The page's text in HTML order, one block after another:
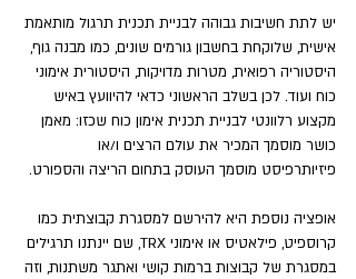
יש לתת חשיבות גבוהה לבניית תכנית תרגול מותאמת
אישית, שלוקחת בחשבון גורמים שונים, כמו מבנה גוף,
היסטוריה רפואית, מטרות מדויקות, היסטורית אימוני
כוח ועוד. לכן בשלב הראשוני כדאי להיוועץ באיש
מקצוע רלוונטי לבניית תכנית אימון כוח שכזו: מאמן
כושר מוסמך המכיר את עולם הרצים ו/או
פיזיותרפיסט מוסמך העוסק בתחום הריצה והספורט.
אופציה נוספת היא להירשם למסגרת קבוצתית כמו
קרוספיט, פילאטיס או אימוני TRX, שם יינתנו תרגילים
במסגרת של קבוצות ברמות קושי ואתגר משתנות, וזה